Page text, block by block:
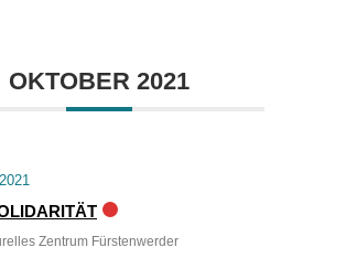
OKTOBER 2021
Zentrum Fürstenwerder